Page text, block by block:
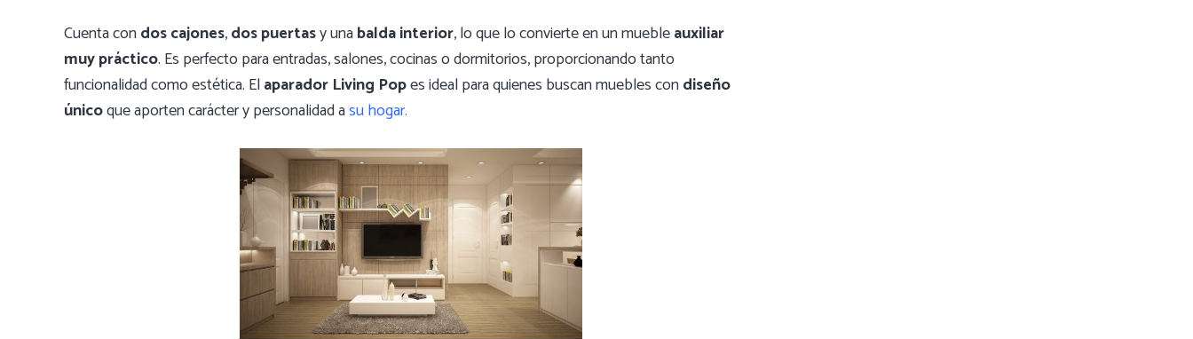
Cuenta condos cajones,dos puertasy unabalda interior, lo que lo convierte en un muebleauxiliar
muy práctico. Es perfecto para entradas, salones, cocinas o dormitorios, proporcionando tanto
funcionalidad como estética. Elaparador Living Popes ideal para quienes buscan muebles condiseño
únicoque aporten carácter y personalidad asu hogar.